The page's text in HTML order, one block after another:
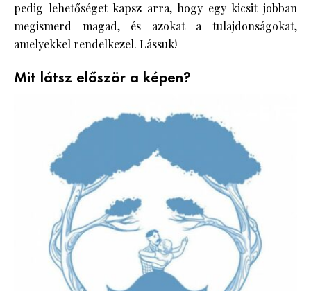
pedig lehetőséget kapsz arra, hogy egy kicsit jobban
megismerd magad, és azokat a tulajdonságokat,
amelyekkel rendelkezel. Lássuk!
Mit látsz először a képen?